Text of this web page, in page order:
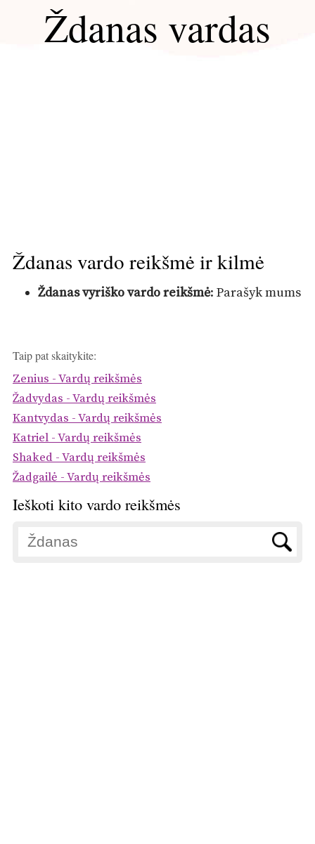
Ždanas vardas
Ždanas vardo reikšmė ir kilmė
Ždanas vyriško vardo reikšmė: Parašyk mums
Taip pat skaitykite:
Zenius - Vardų reikšmės
Žadvydas - Vardų reikšmės
Kantvydas - Vardų reikšmės
Katriel - Vardų reikšmės
Shaked - Vardų reikšmės
Žadgailė - Vardų reikšmės
Ieškoti kito vardo reikšmės